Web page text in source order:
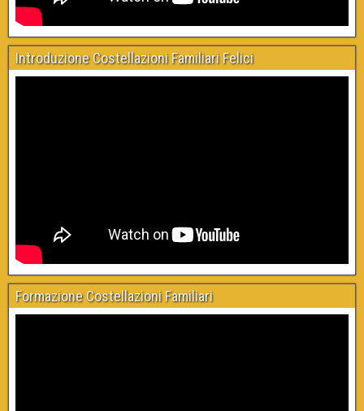
Introduzione Costellazioni Familiari Felici
Formazione Costellazioni Familiari